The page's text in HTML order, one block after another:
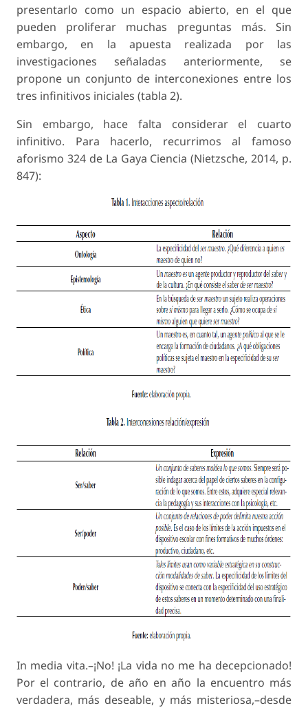
presentarlo como un espacio abierto, en el que
pueden proliferar muchas preguntas más. Sin
embargo, en la apuesta realizada por las
investigaciones señaladas anteriormente, se
propone un conjunto de interconexiones entre los
tres infinitivos iniciales (tabla 2).
Sin embargo, hace falta considerar el cuarto
infinitivo. Para hacerlo, recurrimos al famoso
aforismo 324 de La Gaya Ciencia (Nietzsche, 2014, p.
847):
In media vita.–¡No! ¡La vida no me ha decepcionado!
Por el contrario, de año en año la encuentro más
verdadera, más deseable, y más misteriosa,–desde